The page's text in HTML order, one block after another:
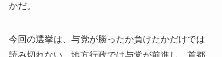
かだ。
今回の選挙は、与党が勝ったか負けたかだけでは
読み切れない。地方行政では与党が前進し、首都